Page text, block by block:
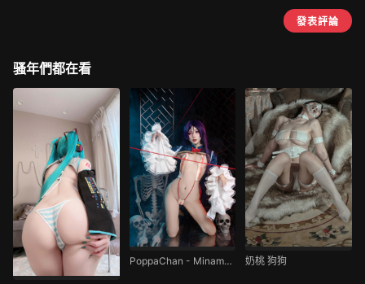
發表評論
骚年們都在看
PoppaChan - Minamoto no Raikou 奶桃 狗狗